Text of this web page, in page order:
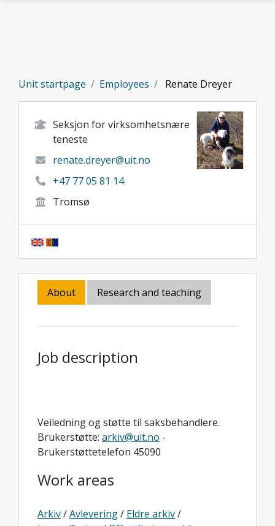
Unit startpage Employees Renate Dreyer
Seksjon for virksomhetsnære
teneste
renate.dreyer@uit.no
+47 77 05 81 14
Tromsø
About Research and teaching
Job description
Veiledning og støtte til saksbehandlere.
Brukerstøtte: arkiv@uit.no -
Brukerstøttetelefon 45090
Work areas
Arkiv/Avlevering/ Eldre arkiv/